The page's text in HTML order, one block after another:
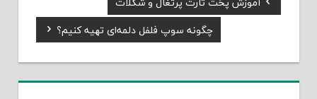
راهبری
Post:
آموزش پخت تارت پرتغال و شکلات
Next
Post:
چگونه سوپ فلفل دلمه‌ای تهیه کنیم؟